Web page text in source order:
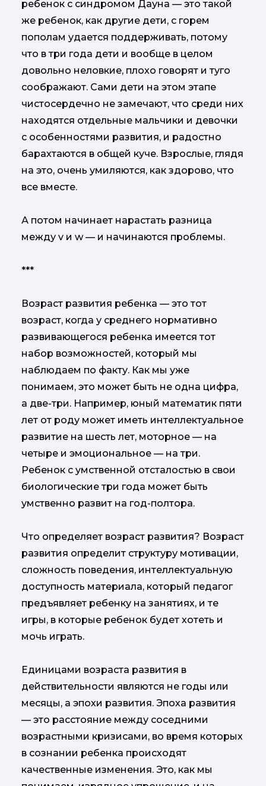
ребенок с синдромом Дауна — это такой
же ребенок, как другие дети, с горем
пополам удается поддерживать, потому
что в три года дети и вообще в целом
довольно неловкие, плохо говорят и туго
соображают. Сами дети на этом этапе
чистосердечно не замечают, что среди них
находятся отдельные мальчики и девочки
с особенностями развития, и радостно
барахтаются в общей куче. Взрослые, глядя
на это, очень умиляются, как здорово, что
все вместе.
А потом начинает нарастать разница
между v и w — и начинаются проблемы.
***
Возраст развития ребенка — это тот
возраст, когда у среднего нормативно
развивающегося ребенка имеется тот
набор возможностей, который мы
наблюдаем по факту. Как мы уже
понимаем, это может быть не одна цифра,
а две-три. Например, юный математик пяти
лет от роду может иметь интеллектуальное
развитие на шесть лет, моторное — на
четыре и эмоциональное — на три.
Ребенок с умственной отсталостью в свои
биологические три года может быть
умственно развит на год-полтора.
Что определяет возраст развития? Возраст
развития определит структуру мотивации,
сложность поведения, интеллектуальную
доступность материала, который педагог
предъявляет ребенку на занятиях, и те
игры, в которые ребенок будет хотеть и
мочь играть.
Единицами возраста развития в
действительности являются не годы или
месяцы, а эпохи развития. Эпоха развития
— это расстояние между соседними
возрастными кризисами, во время которых
в сознании ребенка происходят
качественные изменения. Это, как мы